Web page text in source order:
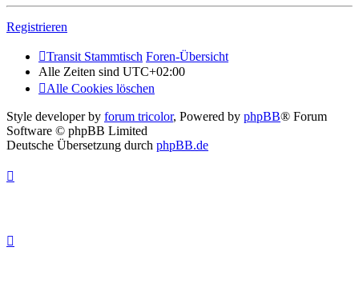
Registrieren
Transit Stammtisch Foren-Übersicht
Alle Zeiten sind UTC+02:00
Alle Cookies löschen
Style developer by forum tricolor, Powered by phpBB® Forum
Software © phpBB Limited
Deutsche Übersetzung durch phpBB.de